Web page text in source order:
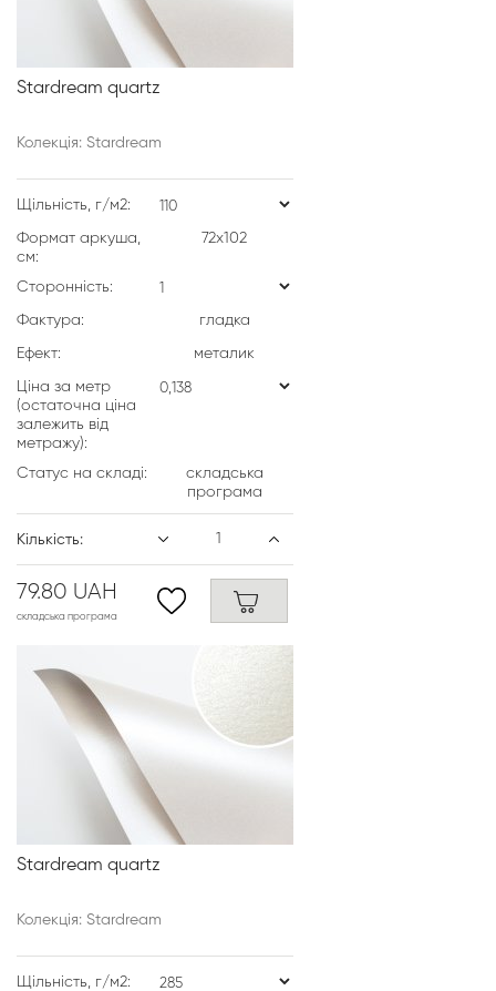
Stardream quartz
Колекція: Stardream
Щільність, г/м2:
Формат аркуша,
см:
72х102
Сторонність:
Фактура: гладка
Ефект: металик
Ціна за метр
(остаточна ціна
залежить від
метражу):
Статус на складі:
складська
програма
Кількість:
79.80 UAH
складська програма
Stardream quartz
Колекція: Stardream
Щільність, г/м2: